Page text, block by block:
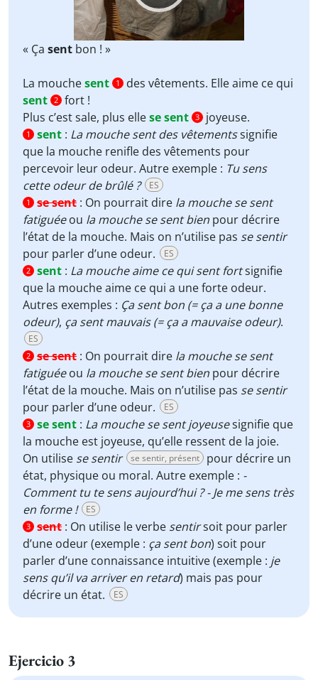
« Ça sent bon ! »
La mouchesent 1
des vêtements. Elle aime ce qui
sent 2 fort !
Plus c’est sale, plus ellese sent 3 joyeuse.
1 sent : La mouche sent des vêtementssignifie
que la mouche renifle des vêtements pour
percevoir leur odeur. Autre exemple : Tu sens
cette odeur de brûlé ?
ES
1 se sent : On pourrait dire la mouche se sent
fatiguéeou la mouche se sent bien pour décrire
l’état de la mouche. Mais on n’utilise pas se sentir
pour parler d’une odeur.
ES
2 sent : La mouche aime ce qui sent fortsignifie
que la mouche aime ce qui a une forte odeur.
Autres exemples : Ça sent bon (= ça a une bonne
odeur), ça sent mauvais (= ça a mauvaise odeur).
ES
2 se sent : On pourrait dire la mouche se sent
fatiguéeou la mouche se sent bien pour décrire
l’état de la mouche. Mais on n’utilise pas se sentir
pour parler d’une odeur.
ES
3 se sent : La mouche se sent joyeusesignifie que
la mouche est joyeuse, qu’elle ressent de la joie.
On utilise se sentir se sentir, présent
pour décrire un
état, physique ou moral. Autre exemple : -
Comment tu te sens aujourd’hui ? - Je me sens très
en forme !
ES
3 sent : On utilise le verbe sentirsoit pour parler
d’une odeur (exemple : ça sent bon) soit pour
parler d’une connaissance intuitive (exemple : je
sens qu’il va arriver en retard) mais pas pour
décrire un état.
ES
Ejercicio 3